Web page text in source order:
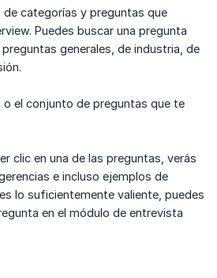
de categorías y preguntas que
Puedes buscar una pregunta
generales, de industria, de
o el conjunto de preguntas que te
clic en una de las preguntas, verás
e incluso ejemplos de
lo suficientemente valiente, puedes
en el módulo de entrevista